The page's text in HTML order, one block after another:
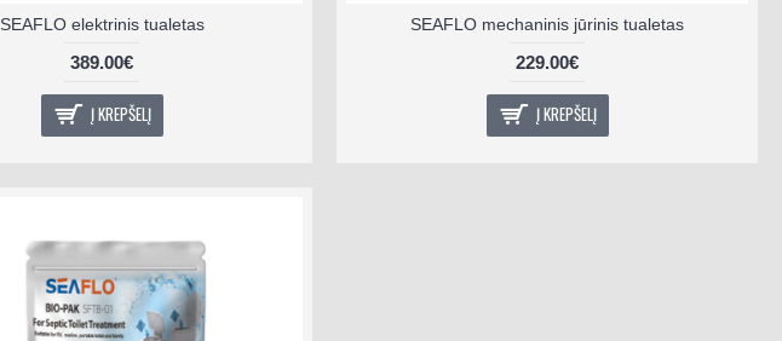
SEAFLO elektrinis tualetas
389.00€
Į KREPŠELĮ
SEAFLO mechaninis jūrinis tualetas
229.00€
Į KREPŠELĮ